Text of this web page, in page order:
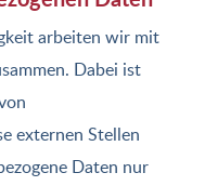
arbeiten wir mit
Dabei ist
externen Stellen
Daten nur